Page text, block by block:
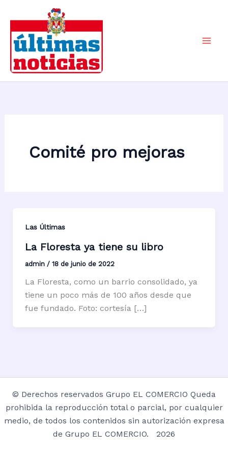
contenido
Comité pro mejoras
Las Últimas
La Floresta ya tiene su libro
admin / 18 de junio de 2022
La Floresta, como un barrio consolidado, ya
tiene un poco más de 100 años desde que
fue fundado. Foto: cortesía […]
© Derechos reservados Grupo EL COMERCIO Queda
prohibida la reproducción total o parcial, por cualquier
medio, de todos los contenidos sin autorización expresa
de Grupo EL COMERCIO. 2026